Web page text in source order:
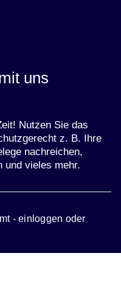
uns
Nutzen Sie das
z. B. Ihre
nachreichen,
und vieles mehr.
- einloggen oder